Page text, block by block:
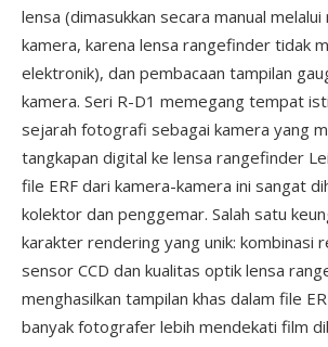
lensa (dimasukkan secara manual
kamera, karena lensa rangefinder tidak
elektronik), dan pembacaan tampilan
kamera. Seri R-D1 memegang tempat
sejarah fotografi sebagai kamera yang
tangkapan digital ke lensa rangefinder
file ERF dari kamera-kamera ini sangat
kolektor dan penggemar. Salah satu
karakter rendering yang unik: kombinasi
sensor CCD dan kualitas optik lensa
menghasilkan tampilan khas dalam file
banyak fotografer lebih mendekati film